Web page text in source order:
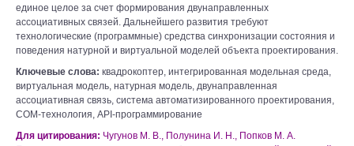
единое целое за счет формирования двунаправленных
ассоциативных связей. Дальнейшего развития требуют
технологические (программные) средства синхронизации состояния и
поведения натурной и виртуальной моделей объекта проектирования.
Ключевые слова: квадрокоптер, интегрированная модельная среда,
виртуальная модель, натурная модель, двунаправленная
ассоциативная связь, система автоматизированного проектирования,
COM-технология, API-программирование
Для цитирования: Чугунов М. В., Полунина И. Н., Попков М. А.